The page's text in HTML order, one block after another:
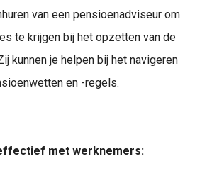
van een pensioenadviseur om
te krijgen bij het opzetten van de
kunnen je helpen bij het navigeren
en -regels.
met werknemers: